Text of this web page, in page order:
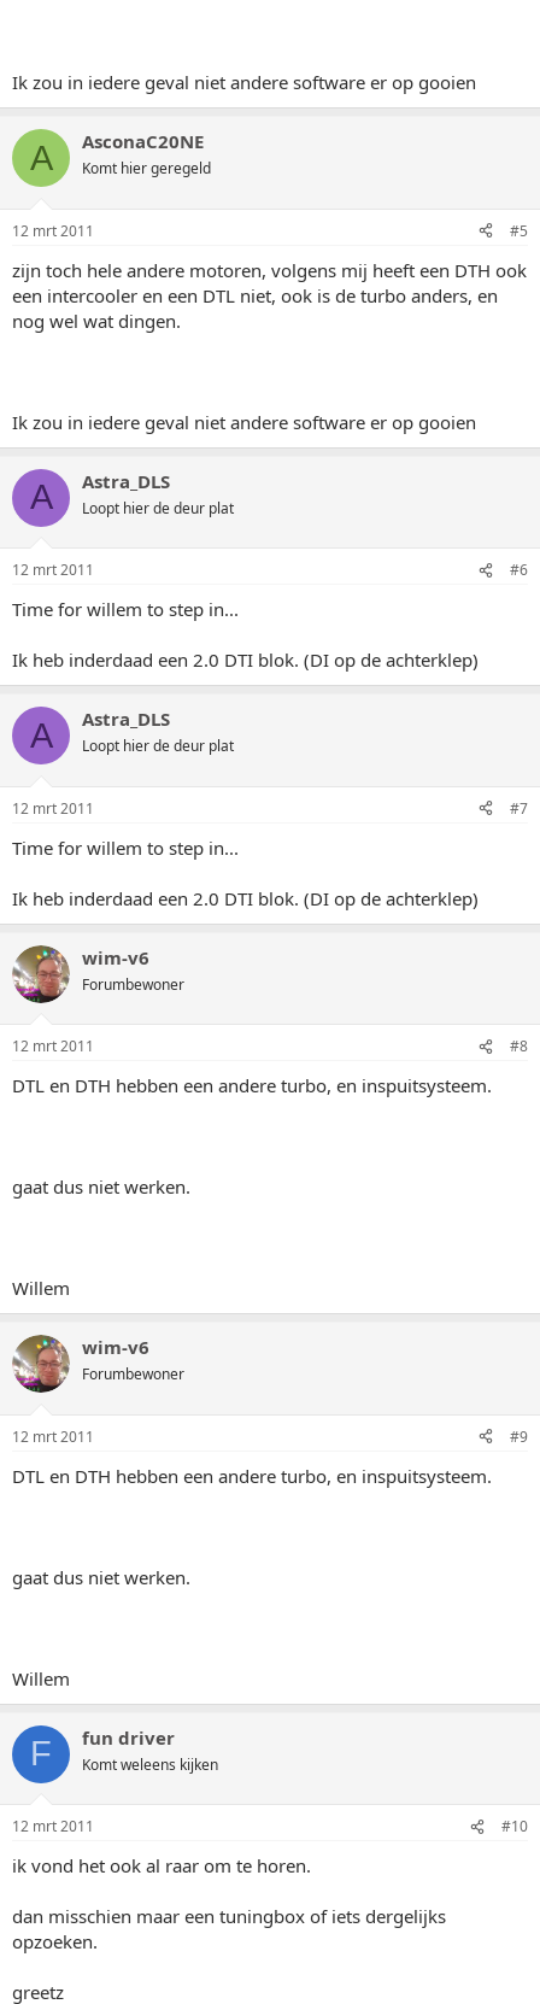
Ik zou in iedere geval niet andere software er op gooien
A AsconaC20NE
Komt hier geregeld
12 mrt 2011 #5
zijn toch hele andere motoren, volgens mij heeft een DTH ook
een intercooler en een DTL niet, ook is de turbo anders, en
nog wel wat dingen.
Ik zou in iedere geval niet andere software er op gooien
A Astra_DLS
Loopt hier de deur plat
12 mrt 2011 #6
Time for willem to step in...
Ik heb inderdaad een 2.0 DTI blok. (DI op de achterklep)
A Astra_DLS
Loopt hier de deur plat
12 mrt 2011 #7
Time for willem to step in...
Ik heb inderdaad een 2.0 DTI blok. (DI op de achterklep)
wim-v6
Forumbewoner
12 mrt 2011 #8
DTL en DTH hebben een andere turbo, en inspuitsysteem.
gaat dus niet werken.
Willem
wim-v6
Forumbewoner
12 mrt 2011 #9
DTL en DTH hebben een andere turbo, en inspuitsysteem.
gaat dus niet werken.
Willem
F fun driver
Komt weleens kijken
12 mrt 2011 #10
ik vond het ook al raar om te horen.
dan misschien maar een tuningbox of iets dergelijks
opzoeken.
greetz